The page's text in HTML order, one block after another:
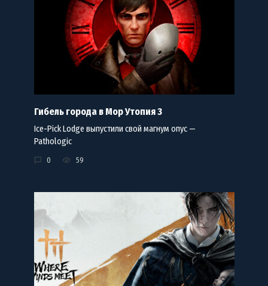
Гибель города в Мор Утопия 3
Ice-Pick Lodge выпустили свой магнум опус —
Pathologic
0 59